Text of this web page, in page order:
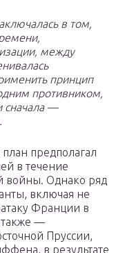
в том,
между
принцип
противником,
сначала —
предполагал
в течение
войны. Однако ряд
включая не
Франции в
также —
Пруссии,
в результате